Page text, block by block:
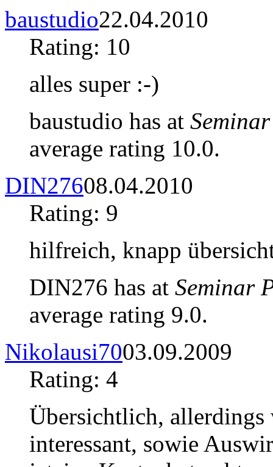
baustudio22.04.2010
Rating: 10
alles super :-)
baustudio has at
average rating 10.0.
DIN27608.04.2010
Rating: 9
hilfreich, knapp
DIN276 has at Seminar
average rating 9.0.
Nikolausi7003.09.2009
Rating: 4
Übersichtlich, allerdings
interessant, sowie